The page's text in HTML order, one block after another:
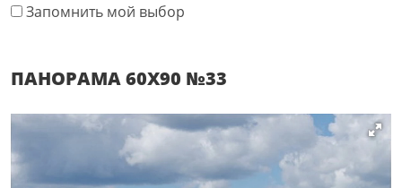
Запомнить мой выбор
ПАНОРАМА 60Х90 №33